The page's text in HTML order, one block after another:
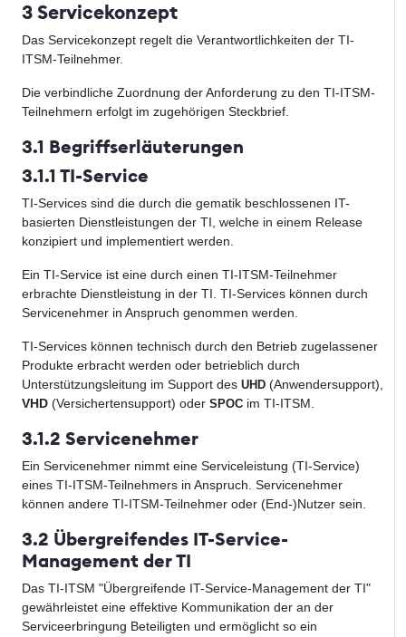
3 Servicekonzept
Das Servicekonzept regelt die Verantwortlichkeiten der TI-
ITSM-Teilnehmer.
Die verbindliche Zuordnung der Anforderung zu den TI-ITSM-
Teilnehmern erfolgt im zugehörigen Steckbrief.
3.1 Begriffserläuterungen
3.1.1 TI-Service
TI-Services sind die durch die gematik beschlossenen IT-
basierten Dienstleistungen der TI, welche in einem Release
konzipiert und implementiert werden.
Ein TI-Service ist eine durch einen TI-ITSM-Teilnehmer
erbrachte Dienstleistung in der TI. TI-Services können durch
Servicenehmer in Anspruch genommen werden.
TI-Services können technisch durch den Betrieb zugelassener
Produkte erbracht werden oder betrieblich durch
Unterstützungsleitung im Support des UHD (Anwendersupport),
VHD (Versichertensupport) oder SPOC im TI-ITSM.
3.1.2 Servicenehmer
Ein Servicenehmer nimmt eine Serviceleistung (TI-Service)
eines TI-ITSM-Teilnehmers in Anspruch. Servicenehmer
können andere TI-ITSM-Teilnehmer oder (End-)Nutzer sein.
3.2 Übergreifendes IT-Service-
Management der TI
Das TI-ITSM "Übergreifende IT-Service-Management der TI"
gewährleistet eine effektive Kommunikation der an der
Serviceerbringung Beteiligten und ermöglicht so ein